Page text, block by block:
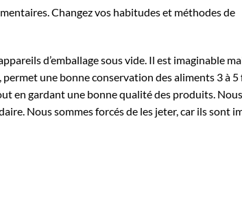
Changez vos habitudes et méthodes de
d’emballage sous vide. Il est imaginable
permet une bonne conservation des aliments 3 à
en gardant une bonne qualité des produits.
Nous sommes forcés de les jeter, car ils sont